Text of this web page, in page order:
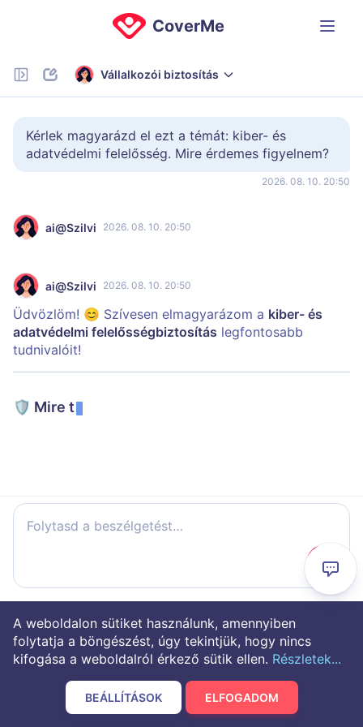
CoverMe
Vállalkozói biztosítás
Kérlek magyarázd el ezt a témát: kiber- és
adatvédelmi felelősség. Mire érdemes figyelnem?
2026. 08. 10. 20:50
ai@Szilvi 2026. 08. 10. 20:50
ai@Szilvi 2026. 08. 10. 20:50
Üdvözlöm! 😊 Szívesen elmagyarázom a kiber- és
adatvédelmi felelősségbiztosítás legfontosabb
tudnivalóit!
🛡️ Mire t
Folytasd a beszélgetést…
A weboldalon sütiket használunk, amennyiben
folytatja a böngészést, úgy tekintjük, hogy nincs
kifogása a weboldalról érkező sütik ellen. Részletek...
BEÁLLÍTÁSOK ELFOGADOM